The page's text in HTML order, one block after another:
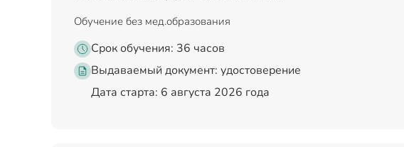
Обучение без мед.образования
Срок обучения: 36 часов
Выдаваемый документ: удостоверение
Дата старта: 6 августа 2026 года